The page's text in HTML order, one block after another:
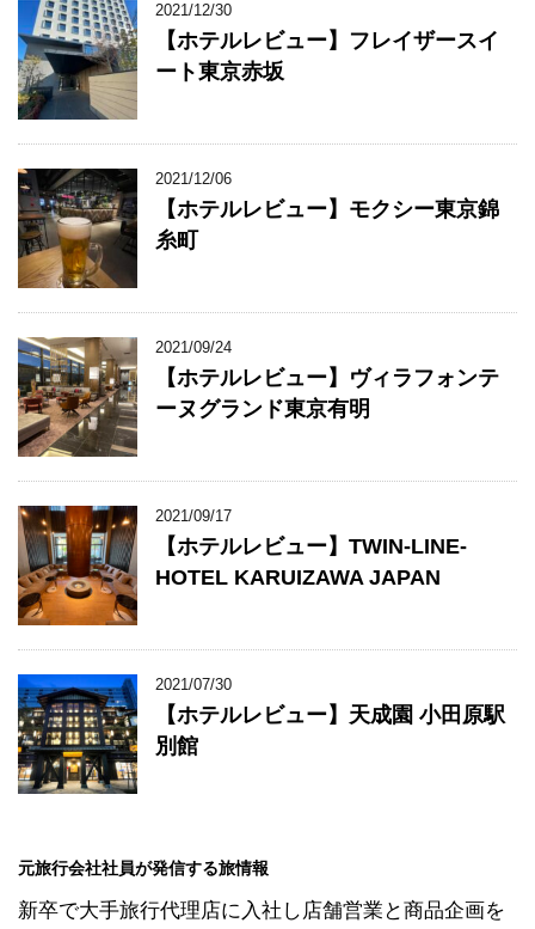
2021/12/30
【ホテルレビュー】フレイザースイ
ート東京赤坂
2021/12/06
【ホテルレビュー】モクシー東京錦
糸町
2021/09/24
【ホテルレビュー】ヴィラフォンテ
ーヌグランド東京有明
2021/09/17
【ホテルレビュー】TWIN-LINE-
HOTEL KARUIZAWA JAPAN
2021/07/30
【ホテルレビュー】天成園 小田原駅
別館
元旅行会社社員が発信する旅情報
新卒で大手旅行代理店に入社し店舗営業と商品企画を